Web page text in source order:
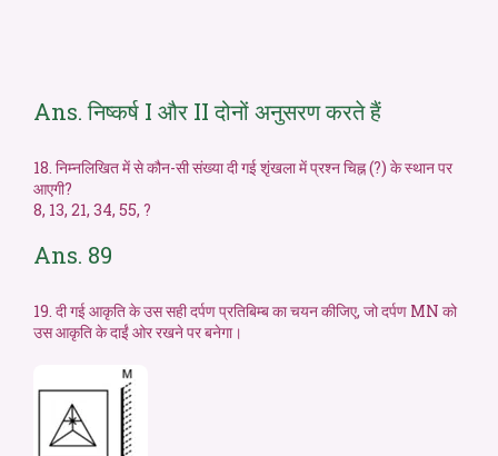
Ans. निष्कर्ष I और II दोनों अनुसरण करते हैं
18. निम्नलिखित में से कौन-सी संख्या दी गई शृंखला में प्रश्न चिह्न (?) के स्थान पर
आएगी?
8, 13, 21, 34, 55, ?
Ans. 89
19. दी गई आकृति के उस सही दर्पण प्रतिबिम्ब का चयन कीजिए, जो दर्पण MN को
उस आकृति के दाईं ओर रखने पर बनेगा।